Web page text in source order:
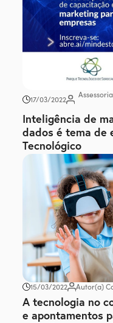
17/03/2022
Inteligência de
dados é tema de
Tecnológico
15/03/2022 Autor(a)
A tecnologia no
e apontamentos